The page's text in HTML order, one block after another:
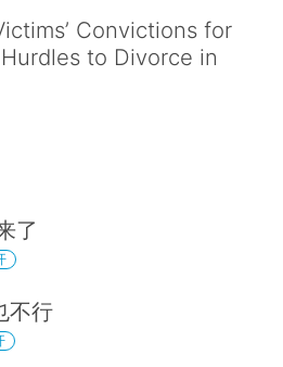
Convictions for
to Divorce in
了
不行